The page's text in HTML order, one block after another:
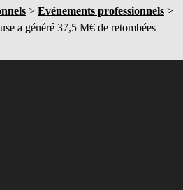
> Evénements professionnels >
a généré 37,5 M€ de retombées